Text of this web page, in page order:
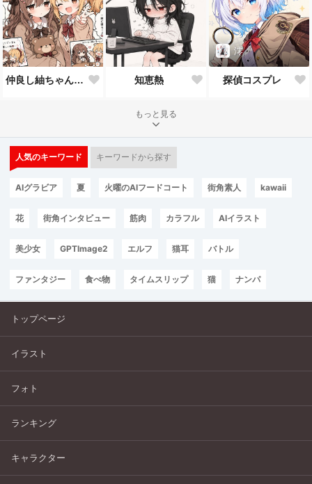
仲良し紬ちゃんと陽菜ちゃん 知恵熱
澪
探偵コスプレ
もっと見る
人気のキーワード キーワードから探す
AIグラビア 夏 火曜のAIフードコート 街角素人 kawaii
花 街角インタビュー 筋肉 カラフル AIイラスト
美少女 GPTImage2 エルフ 猫耳 バトル
ファンタジー 食べ物 タイムスリップ 猫 ナンパ
トップページ
イラスト
フォト
ランキング
キャラクター